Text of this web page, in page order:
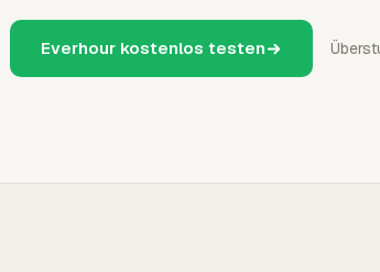
Everhour kostenlos testen